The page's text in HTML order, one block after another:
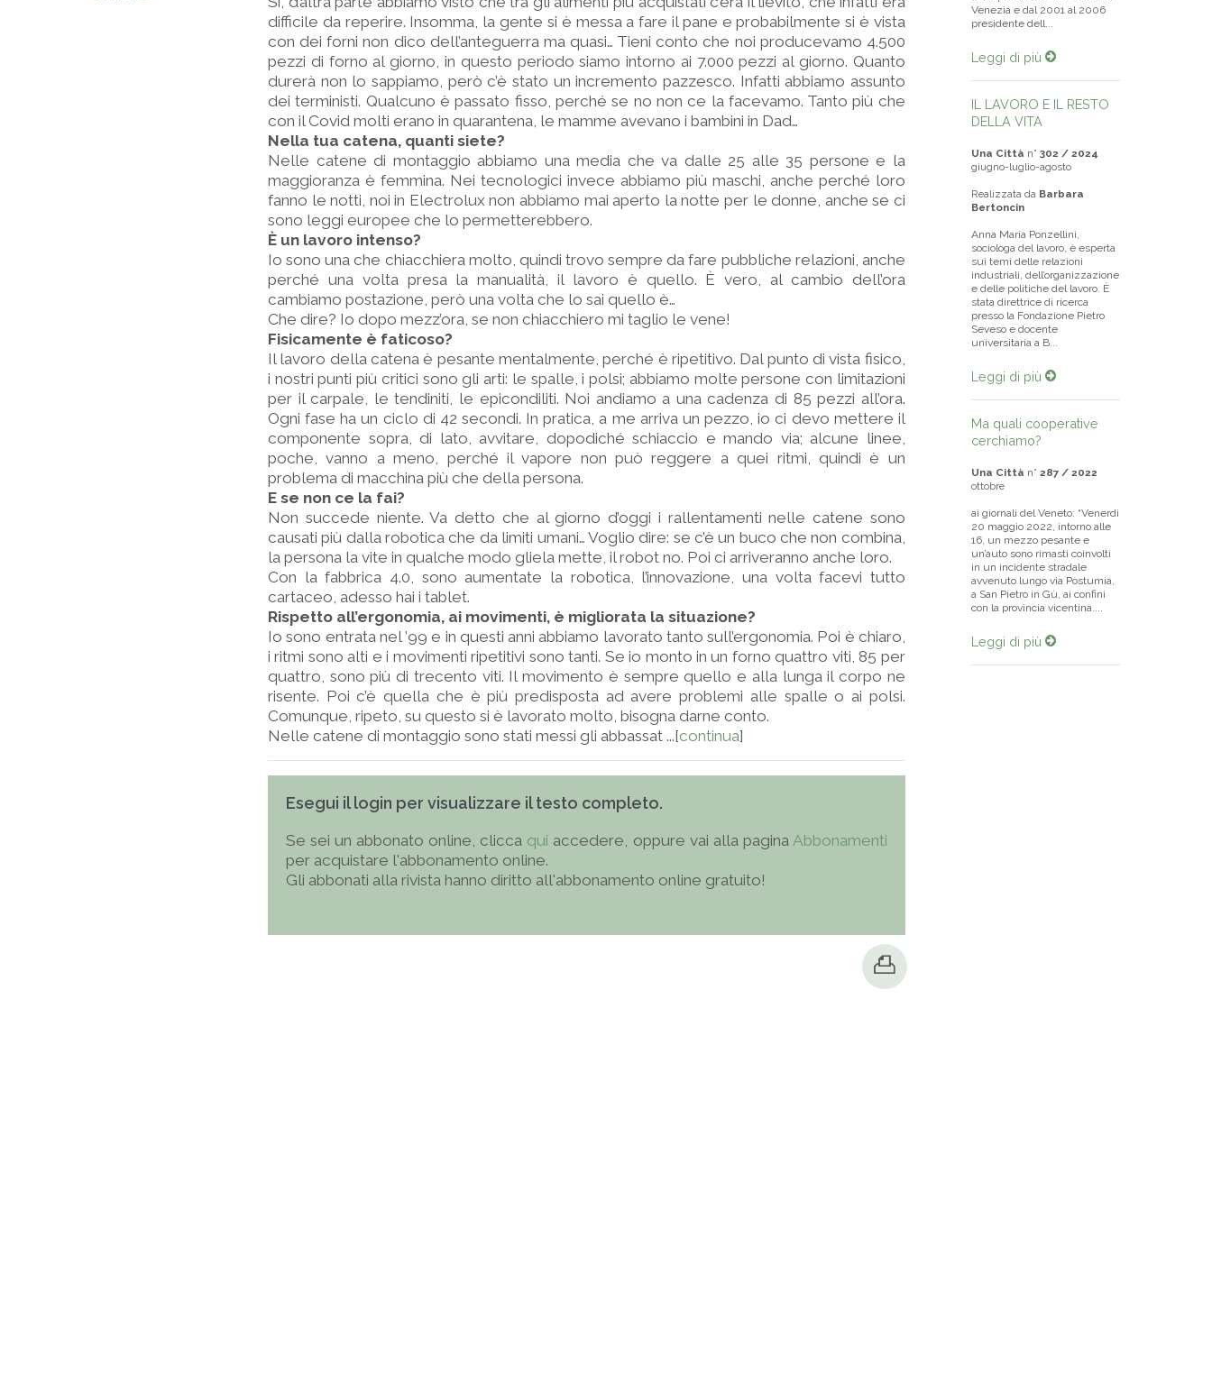
difficile da reperire. Insomma, la gente si è messa a fare il pane e probabilmente si è vista
con dei forni non dico dell’anteguerra ma quasi… Tieni conto che noi producevamo 4.500
pezzi di forno al giorno, in questo periodo siamo intorno ai 7.000 pezzi al giorno. Quanto
durerà non lo sappiamo, però c’è stato un incremento pazzesco. Infatti abbiamo assunto
dei terministi. Qualcuno è passato fisso, perché se no non ce la facevamo. Tanto più che
con il Covid molti erano in quarantena, le mamme avevano i bambini in Dad…
Nella tua catena, quanti siete?
Nelle catene di montaggio abbiamo una media che va dalle 25 alle 35 persone e la
maggioranza è femmina. Nei tecnologici invece abbiamo più maschi, anche perché loro
fanno le notti, noi in Electrolux non abbiamo mai aperto la notte per le donne, anche se ci
sono leggi europee che lo permetterebbero.
È un lavoro intenso?
Io sono una che chiacchiera molto, quindi trovo sempre da fare pubbliche relazioni, anche
perché una volta presa la manualità, il lavoro è quello. È vero, al cambio dell’ora
cambiamo postazione, però una volta che lo sai quello è…
Che dire? Io dopo mezz’ora, se non chiacchiero mi taglio le vene!
Fisicamente è faticoso?
Il lavoro della catena è pesante mentalmente, perché è ripetitivo. Dal punto di vista fisico,
i nostri punti più critici sono gli arti: le spalle, i polsi; abbiamo molte persone con limitazioni
per il carpale, le tendiniti, le epicondiliti. Noi andiamo a una cadenza di 85 pezzi all’ora.
Ogni fase ha un ciclo di 42 secondi. In pratica, a me arriva un pezzo, io ci devo mettere il
componente sopra, di lato, avvitare, dopodiché schiaccio e mando via; alcune linee,
poche, vanno a meno, perché il vapore non può reggere a quei ritmi, quindi è un
problema di macchina più che della persona.
E se non ce la fai?
Non succede niente. Va detto che al giorno d’oggi i rallentamenti nelle catene sono
causati più dalla robotica che da limiti umani… Voglio dire: se c’è un buco che non combina,
la persona la vite in qualche modo gliela mette, il robot no. Poi ci arriveranno anche loro.
Con la fabbrica 4.0, sono aumentate la robotica, l’innovazione, una volta facevi tutto
cartaceo, adesso hai i tablet.
Rispetto all’ergonomia, ai movimenti, è migliorata la situazione?
Io sono entrata nel ’99 e in questi anni abbiamo lavorato tanto sull’ergonomia. Poi è chiaro,
i ritmi sono alti e i movimenti ripetitivi sono tanti. Se io monto in un forno quattro viti, 85 per
quattro, sono più di trecento viti. Il movimento è sempre quello e alla lunga il corpo ne
risente. Poi c’è quella che è più predisposta ad avere problemi alle spalle o ai polsi.
Comunque, ripeto, su questo si è lavorato molto, bisogna darne conto.
Nelle catene di montaggio sono stati messi gli abbassat ...[continua]
Esegui il login per visualizzare il testo completo.
Se sei un abbonato online, clicca qui accedere, oppure vai alla pagina Abbonamenti
per acquistare l'abbonamento online.
Gli abbonati alla rivista hanno diritto all'abbonamento online gratuito!
Venezia e dal 2001 al 2006
presidente dell...
Leggi di più
IL LAVORO E IL RESTO
DELLA VITA
Una Città n° 302 / 2024
giugno-luglio-agosto
Realizzata da Barbara
Bertoncin
Anna Maria Ponzellini,
sociologa del lavoro, è esperta
sui temi delle relazioni
industriali, dell’organizzazione
e delle politiche del lavoro. È
stata direttrice di ricerca
presso la Fondazione Pietro
Seveso e docente
universitaria a B...
Leggi di più
Ma quali cooperative
cerchiamo?
Una Città n° 287 / 2022
ottobre
ai giornali del Veneto: “Venerdì
20 maggio 2022, intorno alle
16, un mezzo pesante e
un’auto sono rimasti coinvolti
in un incidente stradale
avvenuto lungo via Postumia,
a San Pietro in Gù, ai confini
con la provincia vicentina....
Leggi di più